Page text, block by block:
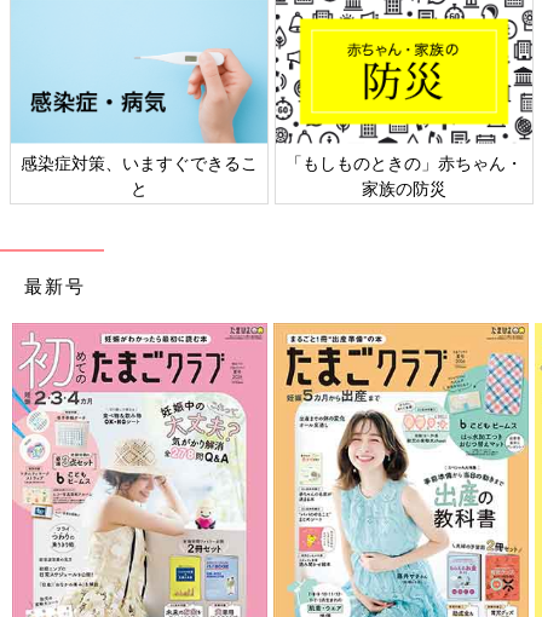
感染症対策、いますぐできるこ
と
「もしものときの」赤ちゃん・
家族の防災
最新号